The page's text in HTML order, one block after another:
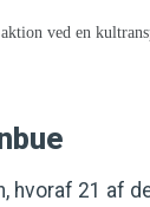
ved en
hvoraf 21 af